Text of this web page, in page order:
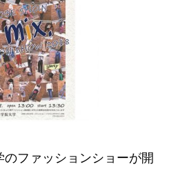
ファッションショーが開